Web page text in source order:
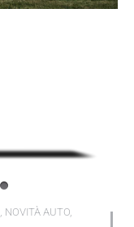
, NOVITÀ AUTO,